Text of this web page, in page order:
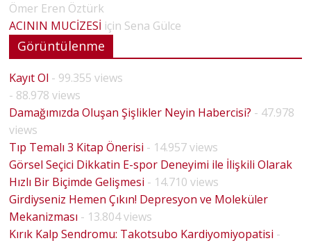
Ömer Eren Öztürk
ACININ MUCİZESİ için Sena Gülce
Görüntülenme
Kayıt Ol - 99.355 views
- 88.978 views
Damağımızda Oluşan Şişlikler Neyin Habercisi? - 47.978
views
Tıp Temalı 3 Kitap Önerisi - 14.957 views
Görsel Seçici Dikkatin E-spor Deneyimi ile İlişkili Olarak
Hızlı Bir Biçimde Gelişmesi - 14.710 views
Girdiyseniz Hemen Çıkın! Depresyon ve Moleküler
Mekanizması - 13.804 views
Kırık Kalp Sendromu: Takotsubo Kardiyomiyopatisi -